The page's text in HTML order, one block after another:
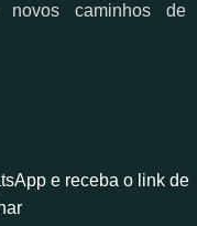
caminhos de
e receba o link de